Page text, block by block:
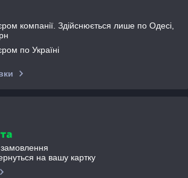
компанії. Здійснюється лише по Одесі,
по Україні
на вашу картку